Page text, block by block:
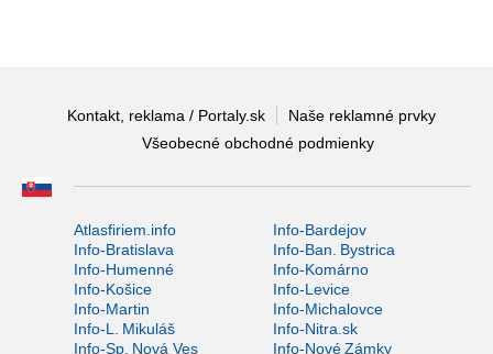
Kontakt, reklama / Portaly.sk
Naše reklamné prvky
Všeobecné obchodné podmienky
Atlasfiriem.info
Info-Bardejov
Info-Bratislava
Info-Ban. Bystrica
Info-Humenné
Info-Komárno
Info-Košice
Info-Levice
Info-Martin
Info-Michalovce
Info-L. Mikuláš
Info-Nitra.sk
Info-Sp. Nová Ves
Info-Nové Zámky